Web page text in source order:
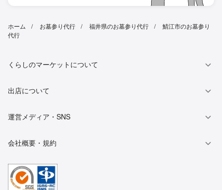
ホーム お墓参り代行 福井県のお墓参り代行
鯖江市のお墓参り
代行
くらしのマーケットについて
出店について
運営メディア・SNS
会社概要・規約